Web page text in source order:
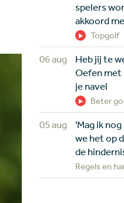
spelers
akkoord
Topgolf
06 aug
Heb jij te
Oefen met
je navel
Beter
05 aug
'Mag ik
we het op
de
Regels en